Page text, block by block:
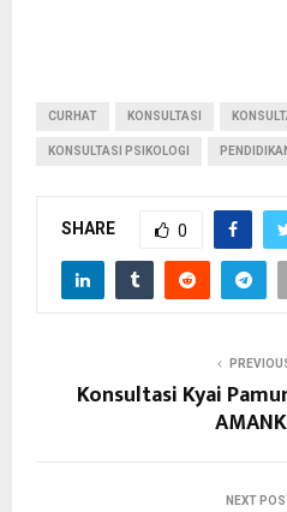
CURHAT KONSULTASI
KONSULTASI PSIKOLOGI
SHARE 0
Konsultasi Kyai
NEXT